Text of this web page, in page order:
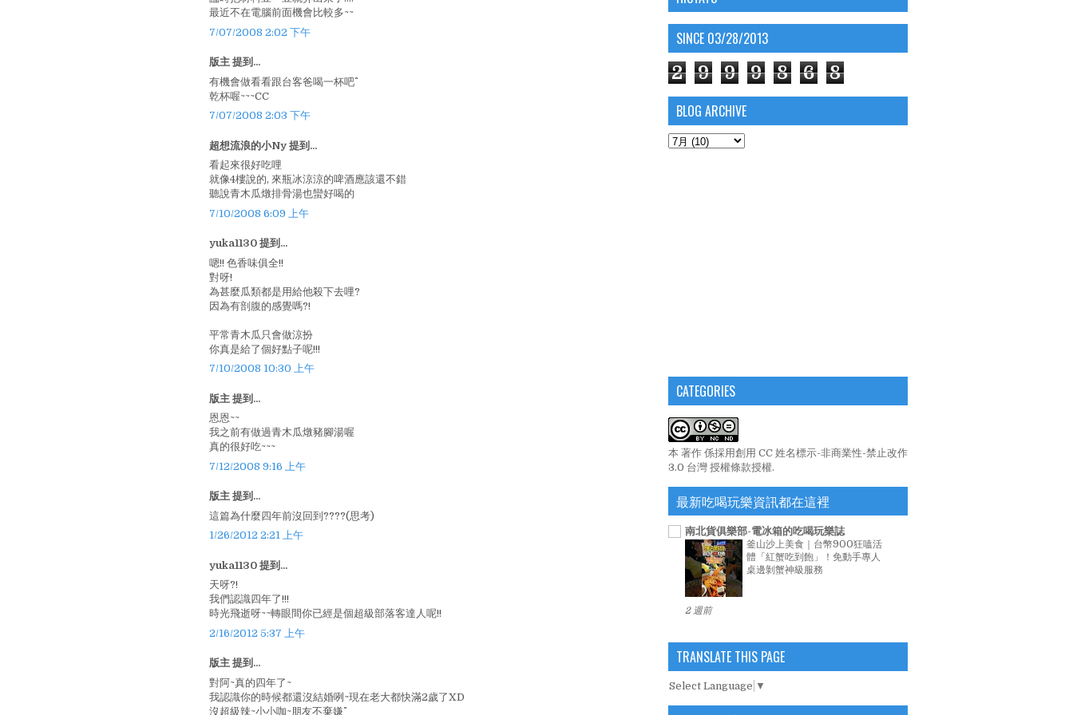
最近不在電腦前面機會比較多~~
7/07/2008 2:02 下午
版主 提到...
有機會做看看跟台客爸喝一杯吧^^
乾杯喔~~~CC
7/07/2008 2:03 下午
超想流浪的小Ny 提到...
看起來很好吃哩
就像4樓說的, 來瓶冰涼涼的啤酒應該還不錯
聽說青木瓜燉排骨湯也蠻好喝的
7/10/2008 6:09 上午
yuka1130 提到...
嗯!! 色香味俱全!!
對呀!
為甚麼瓜類都是用給他殺下去哩?
因為有剖腹的感覺嗎?!
平常青木瓜只會做涼扮
你真是給了個好點子呢!!!
7/10/2008 10:30 上午
版主 提到...
恩恩~~
我之前有做過青木瓜燉豬腳湯喔
真的很好吃~~~
7/12/2008 9:16 上午
版主 提到...
這篇為什麼四年前沒回到????(思考)
1/26/2012 2:21 上午
yuka1130 提到...
天呀?!
我們認識四年了!!!
時光飛逝呀~~轉眼間你已經是個超級部落客達人呢!!
2/16/2012 5:37 上午
版主 提到...
對阿~真的四年了~
我認識你的時候都還沒結婚咧~現在老大都快滿2歲了XD
沒超級辣~小小咖~朋友不棄嫌^^
SINCE 03/28/2013
2 9 9 9 8 6 8
BLOG ARCHIVE
CATEGORIES
本 著作 係採用創用 CC 姓名標示-非商業性-禁止改作
3.0 台灣 授權條款授權.
最新吃喝玩樂資訊都在這裡
南北貨俱樂部-電冰箱的吃喝玩樂誌
釜山沙上美食｜台幣900狂嗑活
體「紅蟹吃到飽」！免動手專人
桌邊剝蟹神級服務
2 週前
TRANSLATE THIS PAGE
Select Language ▼